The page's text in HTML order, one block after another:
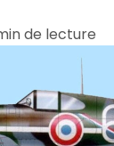
de lecture